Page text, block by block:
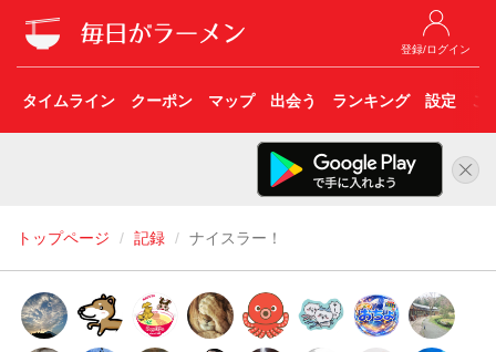
登録/ログイン
タイムライン クーポン マップ 出会う ランキング 設定 こ
トップページ 記録 ナイスラー！